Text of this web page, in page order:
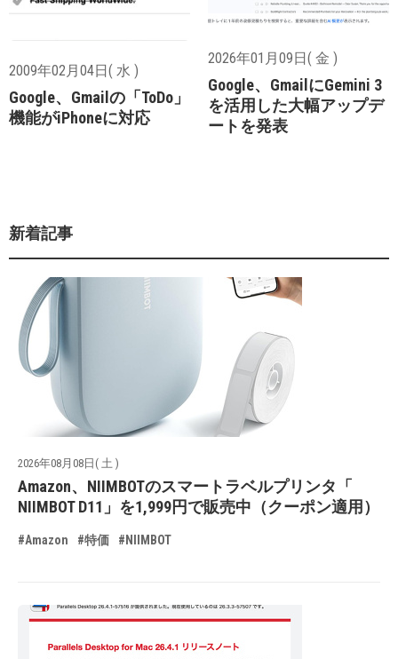
2009年02月04日( 水 )
Google、Gmailの「ToDo」
機能がiPhoneに対応
2026年01月09日( 金 )
Google、GmailにGemini 3
を活用した大幅アップデ
ートを発表
新着記事
2026年08月08日( 土 )
Amazon、NIIMBOTのスマートラベルプリンタ「
NIIMBOT D11」を1,999円で販売中（クーポン適用）
#Amazon #特価 #NIIMBOT